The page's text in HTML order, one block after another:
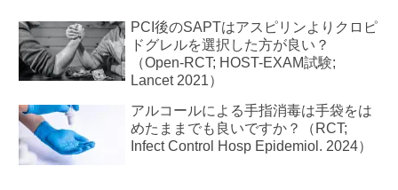
PCI後のSAPTはアスピリンよりクロピ
ドグレルを選択した方が良い？
（Open-RCT; HOST-EXAM試験;
Lancet 2021）
アルコールによる手指消毒は手袋をは
めたままでも良いですか？（RCT;
Infect Control Hosp Epidemiol. 2024）